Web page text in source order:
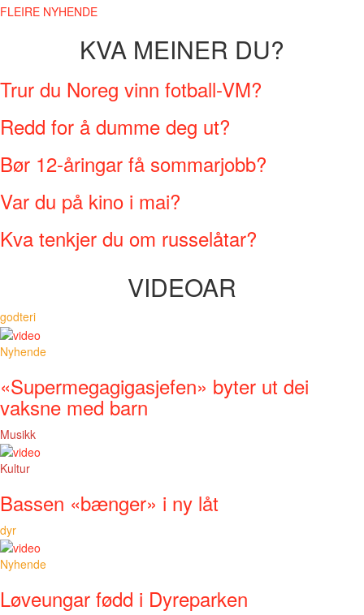
FLEIRE NYHENDE
KVA MEINER DU?
Trur du Noreg vinn fotball-VM?
Redd for å dumme deg ut?
Bør 12-åringar få sommarjobb?
Var du på kino i mai?
Kva tenkjer du om russelåtar?
VIDEOAR
godteri
Nyhende
«Supermegagigasjefen» byter ut dei
vaksne med barn
Musikk
Kultur
Bassen «bænger» i ny låt
dyr
Nyhende
Løveungar fødd i Dyreparken